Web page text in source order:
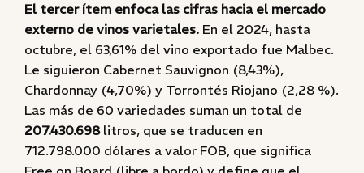
El tercer ítem enfoca las cifras hacia el mercado
externo de vinos varietales. En el 2024, hasta
octubre, el 63,61% del vino exportado fue Malbec.
Le siguieron Cabernet Sauvignon (8,43%),
Chardonnay (4,70%) y Torrontés Riojano (2,28 %).
Las más de 60 variedades suman un total de
207.430.698litros, que se traducen en
712.798.000 dólares a valor FOB, que significa